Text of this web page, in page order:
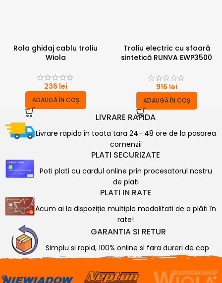
Rola ghidaj cablu troliu
Wiola
236 lei
ADAUGĂ ÎN COȘ
Troliu electric cu sfoară
sintetică RUNVA EWP3500
916 lei
ADAUGĂ ÎN COȘ
LIVRARE RAPIDA
Livrare rapida in toata tara 24- 48 ore de la pasarea
comenzii
PLATI SECURIZATE
Poti plati cu cardul online prin procesatorul nostru
de plati
PLATI IN RATE
Acum ai la dispoziție multiple modalitati de a plăti în
rate!
GARANTIA SI RETUR
Simplu si rapid, 100% online si fara dureri de cap